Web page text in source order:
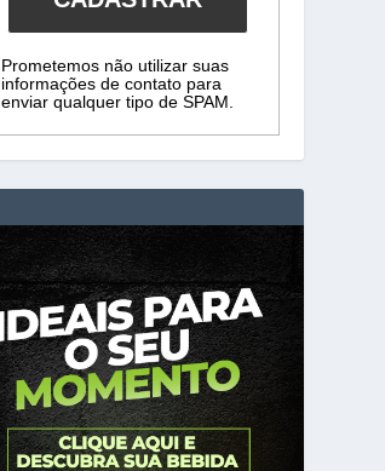
Prometemos não utilizar suas
informações de contato para
enviar qualquer tipo de SPAM.